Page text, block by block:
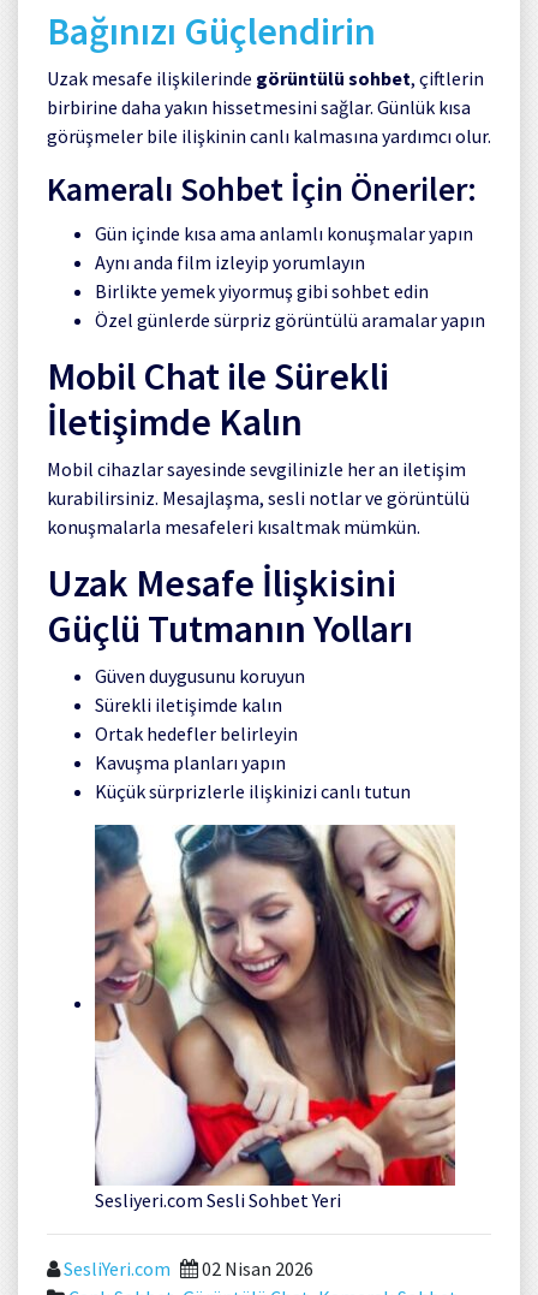
Bağınızı Güçlendirin
Uzak mesafe ilişkilerinde görüntülü sohbet, çiftlerin
birbirine daha yakın hissetmesini sağlar. Günlük kısa
görüşmeler bile ilişkinin canlı kalmasına yardımcı olur.
Kameralı Sohbet İçin Öneriler:
Gün içinde kısa ama anlamlı konuşmalar yapın
Aynı anda film izleyip yorumlayın
Birlikte yemek yiyormuş gibi sohbet edin
Özel günlerde sürpriz görüntülü aramalar yapın
Mobil Chat ile Sürekli
İletişimde Kalın
Mobil cihazlar sayesinde sevgilinizle her an iletişim
kurabilirsiniz. Mesajlaşma, sesli notlar ve görüntülü
konuşmalarla mesafeleri kısaltmak mümkün.
Uzak Mesafe İlişkisini
Güçlü Tutmanın Yolları
Güven duygusunu koruyun
Sürekli iletişimde kalın
Ortak hedefler belirleyin
Kavuşma planları yapın
Küçük sürprizlerle ilişkinizi canlı tutun
Sesliyeri.com Sesli Sohbet Yeri
SesliYeri.com
02 Nisan 2026